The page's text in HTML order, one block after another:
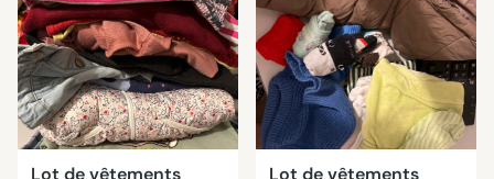
Lot de vêtements
Lot de vêtements